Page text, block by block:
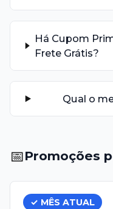
Há Cupom
Frete Grátis?
Qual o
📅Promoções
✓ MÊS ATUAL